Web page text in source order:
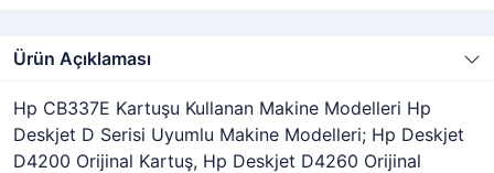
Ürün Açıklaması
Hp CB337E Kartuşu Kullanan Makine Modelleri Hp
Deskjet D Serisi Uyumlu Makine Modelleri; Hp Deskjet
D4200 Orijinal Kartuş, Hp Deskjet D4260 Orijinal